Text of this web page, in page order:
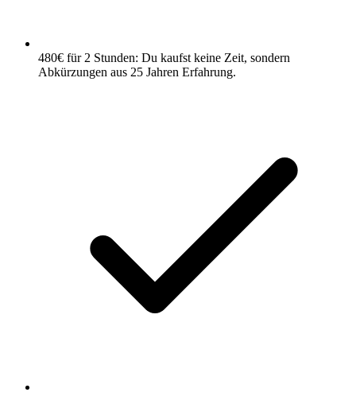
480€ für 2 Stunden: Du kaufst keine Zeit, sondern
Abkürzungen aus 25 Jahren Erfahrung.